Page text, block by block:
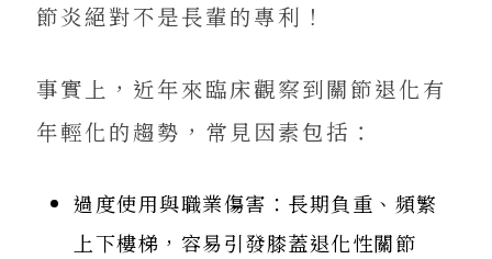
節炎絕對不是長輩的專利！
事實上，近年來臨床觀察到關節退化有
年輕化的趨勢，常見因素包括：
過度使用與職業傷害：長期負重、頻繁
上下樓梯，容易引發膝蓋退化性關節